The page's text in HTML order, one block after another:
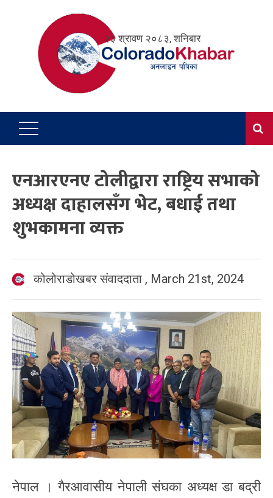
२३ श्रावण २०८३, शनिबार
एनआरएनए टोलीद्वारा राष्ट्रिय सभाको
अध्यक्ष दाहालसँग भेट, बधाई तथा
शुभकामना व्यक्त
कोलोराडोखबर संवाददाता , March 21st, 2024
नेपाल । गैरआवासीय नेपाली संघका अध्यक्ष डा बद्री